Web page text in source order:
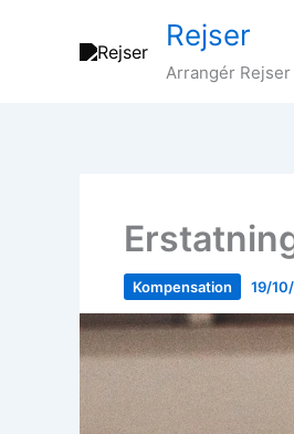
Rejser
Arrangér Rejser
Kompensation 19/